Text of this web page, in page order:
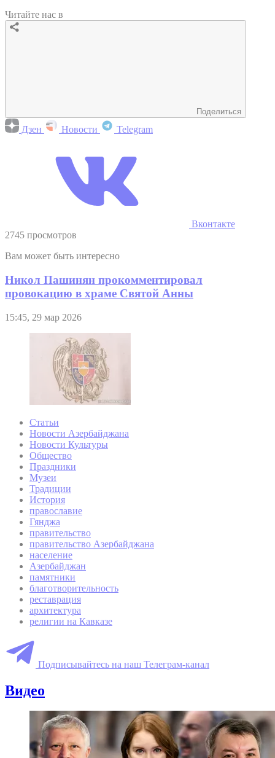
Читайте нас в
Поделиться
Дзен Новости Telegram
Вконтакте
2745 просмотров
Вам может быть интересно
Никол Пашинян прокомментировал
провокацию в храме Святой Анны
15:45, 29 мар 2026
Статьи
Новости Азербайджана
Новости Культуры
Общество
Праздники
Музеи
Традиции
История
православие
Гянджа
правительство
правительство Азербайджана
население
Азербайджан
памятники
благотворительность
реставрация
архитектура
религии на Кавказе
Подписывайтесь на наш Телеграм-канал
Видео